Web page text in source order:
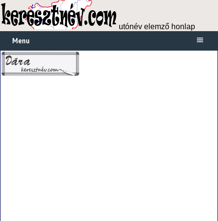
utónév elemző honlap
Menu